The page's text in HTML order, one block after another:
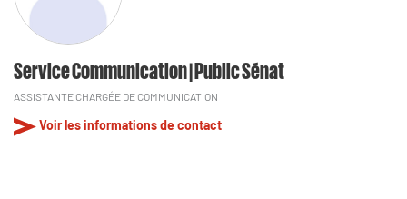
Service Communication | Public Sénat
ASSISTANTE CHARGÉE DE COMMUNICATION
Voir les informations de contact